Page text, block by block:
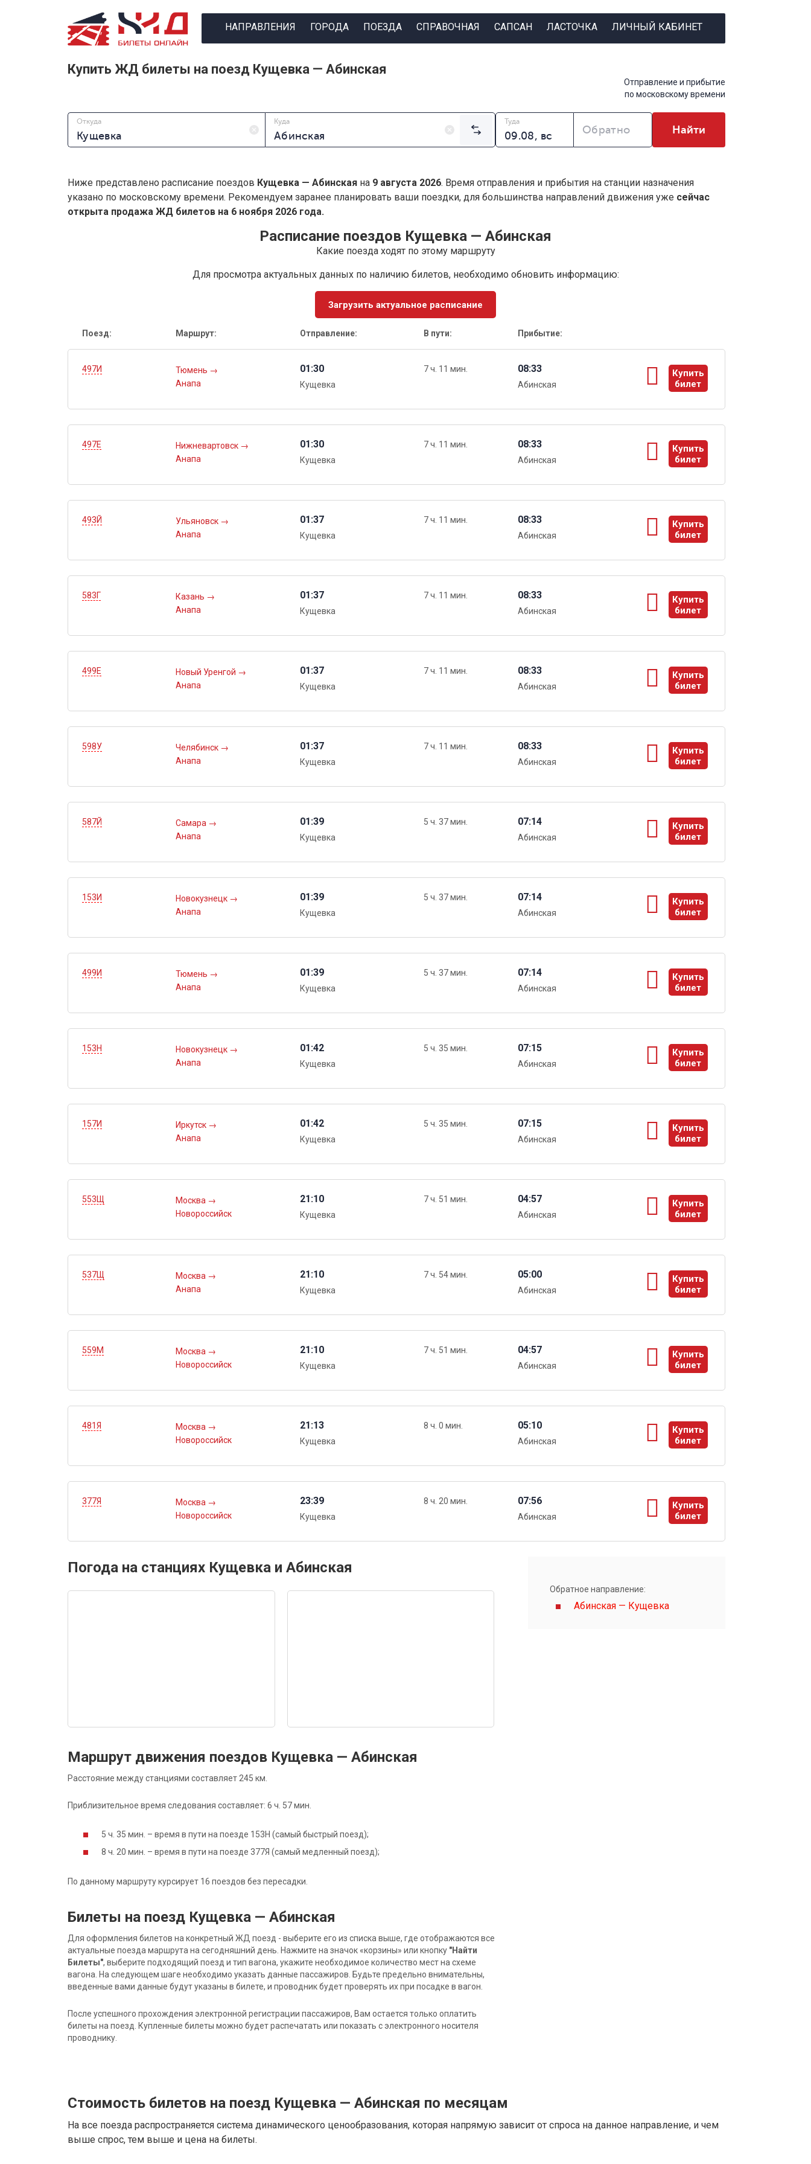
НАПРАВЛЕНИЯ ГОРОДА ПОЕЗДА СПРАВОЧНАЯ САПСАН ЛАСТОЧКА ЛИЧНЫЙ КАБИНЕТ
Купить ЖД билеты на поезд Кущевка — Абинская
Отправление и прибытие
по московскому времени
Откуда Куда Туда
Обратно Найти
Ниже представлено расписание поездов Кущевка — Абинская на 9 августа 2026. Время отправления и прибытия на станции назначения
указано по московскому времени. Рекомендуем заранее планировать ваши поездки, для большинства направлений движения уже сейчас
открыта продажа ЖД билетов на 6 ноября 2026 года.
Расписание поездов Кущевка — Абинская
Какие поезда ходят по этому маршруту
Для просмотра актуальных данных по наличию билетов, необходимо обновить информацию:
Загрузить актуальное расписание
Поезд: Маршрут: Отправление: В пути: Прибытие:
497И Тюмень →
Анапа
01:30
Кущевка
7 ч. 11 мин. 08:33
Абинская
Купить
билет
ы
497Е Нижневартовск →
Анапа
01:30
Кущевка
7 ч. 11 мин. 08:33
Абинская
Купить
билет
ы
493Й Ульяновск →
Анапа
01:37
Кущевка
7 ч. 11 мин. 08:33
Абинская
Купить
билет
ы
583Г Казань →
Анапа
01:37
Кущевка
7 ч. 11 мин. 08:33
Абинская
Купить
билет
ы
499Е Новый Уренгой →
Анапа
01:37
Кущевка
7 ч. 11 мин. 08:33
Абинская
Купить
билет
ы
598У Челябинск →
Анапа
01:37
Кущевка
7 ч. 11 мин. 08:33
Абинская
Купить
билет
ы
587Й Самара →
Анапа
01:39
Кущевка
5 ч. 37 мин. 07:14
Абинская
Купить
билет
ы
153И Новокузнецк →
Анапа
01:39
Кущевка
5 ч. 37 мин. 07:14
Абинская
Купить
билет
ы
499И Тюмень →
Анапа
01:39
Кущевка
5 ч. 37 мин. 07:14
Абинская
Купить
билет
ы
153Н Новокузнецк →
Анапа
01:42
Кущевка
5 ч. 35 мин. 07:15
Абинская
Купить
билет
ы
157И Иркутск →
Анапа
01:42
Кущевка
5 ч. 35 мин. 07:15
Абинская
Купить
билет
ы
553Щ Москва →
Новороссийск
21:10
Кущевка
7 ч. 51 мин. 04:57
Абинская
Купить
билет
ы
537Щ Москва →
Анапа
21:10
Кущевка
7 ч. 54 мин. 05:00
Абинская
Купить
билет
ы
559М Москва →
Новороссийск
21:10
Кущевка
7 ч. 51 мин. 04:57
Абинская
Купить
билет
ы
481Я Москва →
Новороссийск
21:13
Кущевка
8 ч. 0 мин. 05:10
Абинская
Купить
билет
ы
377Я Москва →
Новороссийск
23:39
Кущевка
8 ч. 20 мин. 07:56
Абинская
Купить
билет
ы
Погода на станциях Кущевка и Абинская
Маршрут движения поездов Кущевка — Абинская
Расстояние между станциями составляет 245 км.
Приблизительное время следования составляет: 6 ч. 57 мин.
5 ч. 35 мин. – время в пути на поезде 153Н (самый быстрый поезд);
8 ч. 20 мин. – время в пути на поезде 377Я (самый медленный поезд);
По данному маршруту курсирует 16 поездов без пересадки.
Билеты на поезд Кущевка — Абинская
Для оформления билетов на конкретный ЖД поезд - выберите его из списка выше, где отображаются все
актуальные поезда маршрута на сегодняшний день. Нажмите на значок «корзины» или кнопку "Найти
Билеты", выберите подходящий поезд и тип вагона, укажите необходимое количество мест на схеме
вагона. На следующем шаге необходимо указать данные пассажиров. Будьте предельно внимательны,
введенные вами данные будут указаны в билете, и проводник будет проверять их при посадке в вагон.
После успешного прохождения электронной регистрации пассажиров, Вам остается только оплатить
билеты на поезд. Купленные билеты можно будет распечатать или показать с электронного носителя
проводнику.
Обратное направление:
Абинская — Кущевка
Стоимость билетов на поезд Кущевка — Абинская по месяцам
На все поезда распространяется система динамического ценообразования, которая напрямую зависит от спроса на данное направление, и чем
выше спрос, тем выше и цена на билеты.